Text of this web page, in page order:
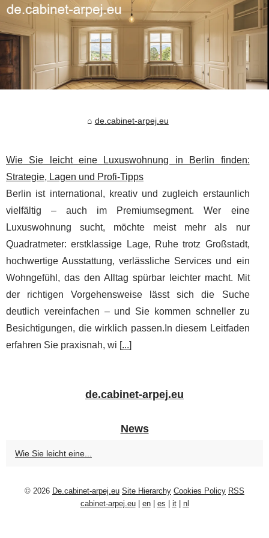
de.cabinet-arpej.eu
Wie Sie leicht eine Luxuswohnung in Berlin finden:
Strategie, Lagen und Profi-Tipps
Berlin ist international, kreativ und zugleich erstaunlich
vielfältig – auch im Premiumsegment. Wer eine
Luxuswohnung sucht, möchte meist mehr als nur
Quadratmeter: erstklassige Lage, Ruhe trotz Großstadt,
hochwertige Ausstattung, verlässliche Services und ein
Wohngefühl, das den Alltag spürbar leichter macht. Mit
der richtigen Vorgehensweise lässt sich die Suche
deutlich vereinfachen – und Sie kommen schneller zu
Besichtigungen, die wirklich passen.In diesem Leitfaden
erfahren Sie praxisnah, wi [...]
de.cabinet-arpej.eu
News
Wie Sie leicht eine...
© 2026 De.cabinet-arpej.eu Site Hierarchy Cookies Policy RSS
cabinet-arpej.eu| en| es it| nl